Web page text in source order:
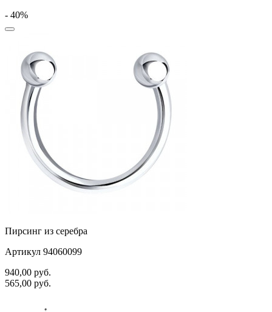
- 40%
Пирсинг из серебра
Артикул 94060099
940,00 руб.
565,00 руб.